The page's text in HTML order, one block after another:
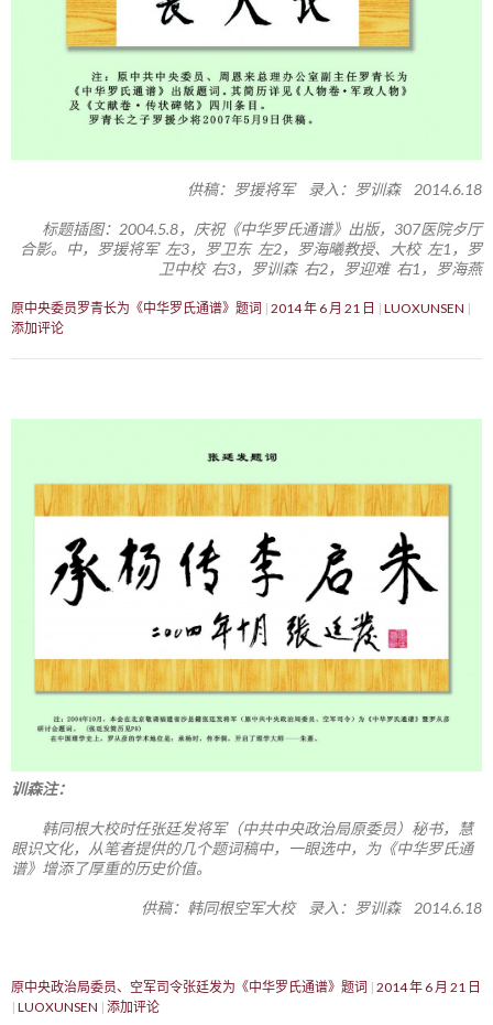
供稿：罗援将军 录入：罗训森 2014.6.18
标题插图：2004.5.8，庆祝《中华罗氏通谱》出版，307医院歺厅
合影。中，罗援将军 左3，罗卫东 左2，罗海曦教授、大校 左1，罗
卫中校 右3，罗训森 右2，罗迎难 右1，罗海燕
原中央委员罗青长为《中华罗氏通谱》题词 2014 年 6 月 21 日
LUOXUNSEN
添加评论
训森注：
韩同根大校时任张廷发将军（中共中央政治局原委员）秘书，慧
眼识文化，从笔者提供的几个题词稿中，一眼选中，为《中华罗氏通
谱》增添了厚重的历史价值。
供稿：韩同根空军大校 录入：罗训森 2014.6.18
原中央政治局委员、空军司令张廷发为《中华罗氏通谱》题词 2014 年 6 月 21 日
LUOXUNSEN 添加评论